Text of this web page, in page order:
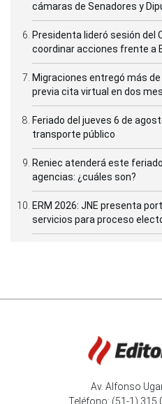
cámaras de Senadores y
Presidenta lideró sesión del
coordinar acciones frente a
Migraciones entregó más
previa cita virtual en dos
Feriado del jueves 6 de
transporte público
Reniec atenderá este
agencias: ¿cuáles son?
ERM 2026: JNE presenta
servicios para proceso
Av. Alfonso
Teléfono: (51-1) 315